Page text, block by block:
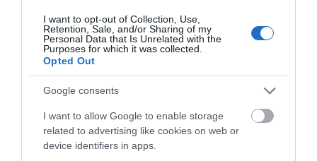
I want to opt-out of Collection, Use,
Retention, Sale, and/or Sharing of my
Personal Data that Is Unrelated with the
Purposes for which it was collected.
Opted Out
Google consents
I want to allow Google to enable storage
related to advertising like cookies on web or
device identifiers in apps.
ΜΠΡΑΒΟ
ΜΠΡΑΒΟ
ΜΠΡΑΒΟ
ΜΠΡΑΒΟ
ΑΠΆΝΤΗΣΗ